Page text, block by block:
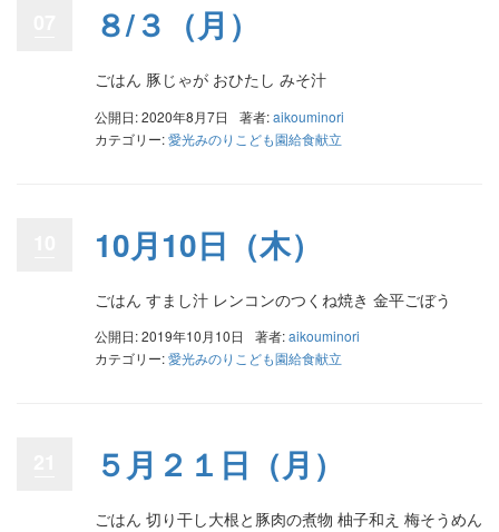
８/３（月）
ごはん 豚じゃが おひたし みそ汁
公開日: 2020年8月7日 著者:aikouminori
カテゴリー:愛光みのりこども園給食献立
10月10日（木）
ごはん すまし汁 レンコンのつくね焼き 金平ごぼう
公開日: 2019年10月10日 著者:aikouminori
カテゴリー:愛光みのりこども園給食献立
５月２１日（月）
ごはん 切り干し大根と豚肉の煮物 柚子和え 梅そうめん